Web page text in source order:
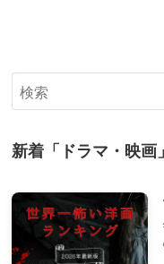
新着「ドラマ・映画